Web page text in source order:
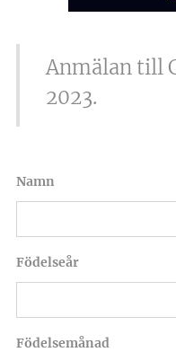
Anmälan till
2023.
Namn
Födelseår
Födelsemånad